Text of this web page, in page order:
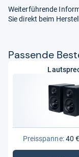
Weiterführende
Sie direkt beim
Pas­sende
Preisspanne:40